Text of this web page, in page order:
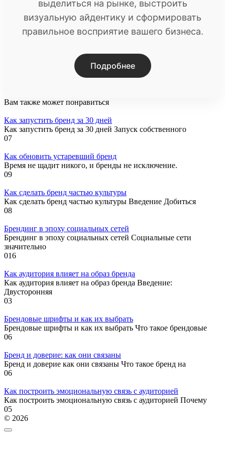
выделиться на рынке, выстроить
визуальную айдентику и сформировать
правильное восприятие вашего бизнеса.
Подробнее
Вам также может понравиться
Как запустить бренд за 30 дней
Как запустить бренд за 30 дней Запуск собственного
07
Как обновить устаревший бренд
Время не щадит никого, и бренды не исключение.
09
Как сделать бренд частью культуры
Как сделать бренд частью культуры Введение Добиться
08
Брендинг в эпоху социальных сетей
Брендинг в эпоху социальных сетей Социальные сети
значительно
016
Как аудитория влияет на образ бренда
Как аудитория влияет на образ бренда Введение:
Двусторонняя
03
Брендовые шрифты и как их выбрать
Брендовые шрифты и как их выбрать Что такое брендовые
06
Бренд и доверие: как они связаны
Бренд и доверие как они связаны Что такое бренд на
06
Как построить эмоциональную связь с аудиторией
Как построить эмоциональную связь с аудиторией Почему
05
© 2026